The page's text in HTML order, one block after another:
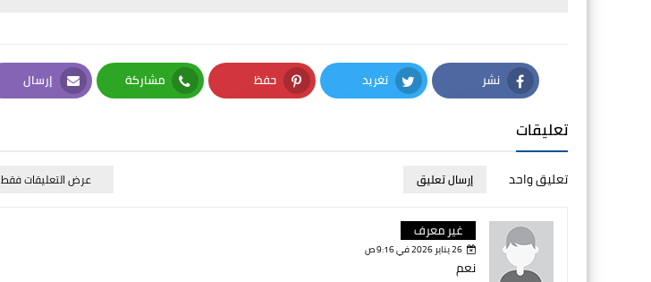
نشر
Facebook
تغريد
Twitter
حفظ
Pinterest
مشاركة
Whatsapp
إرسال
Email
تعليقات
تعليق واحد إرسال تعليق عرض التعليقات فقط
غير معرف
26 يناير 2026 في 9:16 ص
نعم